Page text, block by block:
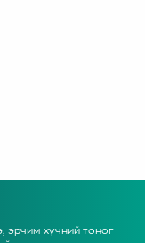
эрчим хүчний тоног